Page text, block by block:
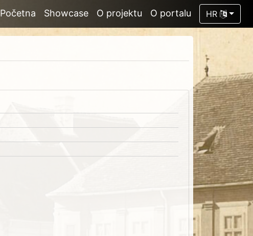
Početna Showcase O projektu O portalu HR